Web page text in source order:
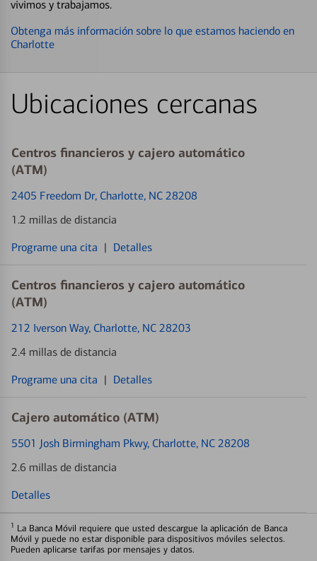
vivimos y trabajamos.
Obtenga más información sobre lo que estamos haciendo en
Charlotte
Ubicaciones cercanas
Centros financieros y cajero automático
(ATM)
2405 Freedom Dr, Charlotte, NC 28208
1.2 millas de distancia
Programe una cita | Detalles
Centros financieros y cajero automático
(ATM)
212 Iverson Way, Charlotte, NC 28203
2.4 millas de distancia
Programe una cita | Detalles
Cajero automático (ATM)
5501 Josh Birmingham Pkwy, Charlotte, NC 28208
2.6 millas de distancia
Detalles
1 La Banca Móvil requiere que usted descargue la aplicación de Banca
Móvil y puede no estar disponible para dispositivos móviles selectos.
Pueden aplicarse tarifas por mensajes y datos.